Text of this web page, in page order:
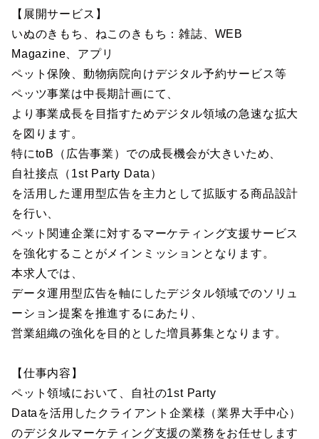
【展開サービス】
いぬのきもち、ねこのきもち：雑誌、WEB
Magazine、アプリ
ペット保険、動物病院向けデジタル予約サービス等
ペッツ事業は中長期計画にて、
より事業成長を目指すためデジタル領域の急速な拡大
を図ります。
特にtoB（広告事業）での成長機会が大きいため、
自社接点（1st Party Data）
を活用した運用型広告を主力として拡販する商品設計
を行い、
ペット関連企業に対するマーケティング支援サービス
を強化することがメインミッションとなります。
本求人では、
データ運用型広告を軸にしたデジタル領域でのソリュ
ーション提案を推進するにあたり、
営業組織の強化を目的とした増員募集となります。
【仕事内容】
ペット領域において、自社の1st Party
Dataを活用したクライアント企業様（業界大手中心）
のデジタルマーケティング支援の業務をお任せします